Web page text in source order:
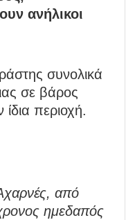
ανήλικοι
συνολικά
σε βάρος
περιοχή.
από
ημεδαπός